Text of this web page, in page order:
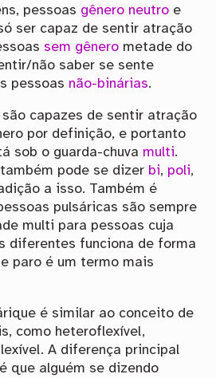
pessoas gênero neutro e
ser capaz de sentir atração
sem gênero metade do
não saber se sente
pessoas não-binárias.
são capazes de sentir atração
por definição, e portanto
sob o guarda-chuva multi.
pode se dizer bi, poli,
a isso. Também é
pulsáricas são sempre
multi para pessoas cuja
diferentes funciona de forma
paro é um termo mais
é similar ao conceito de
como heteroflexível,
A diferença principal
que alguém se dizendo